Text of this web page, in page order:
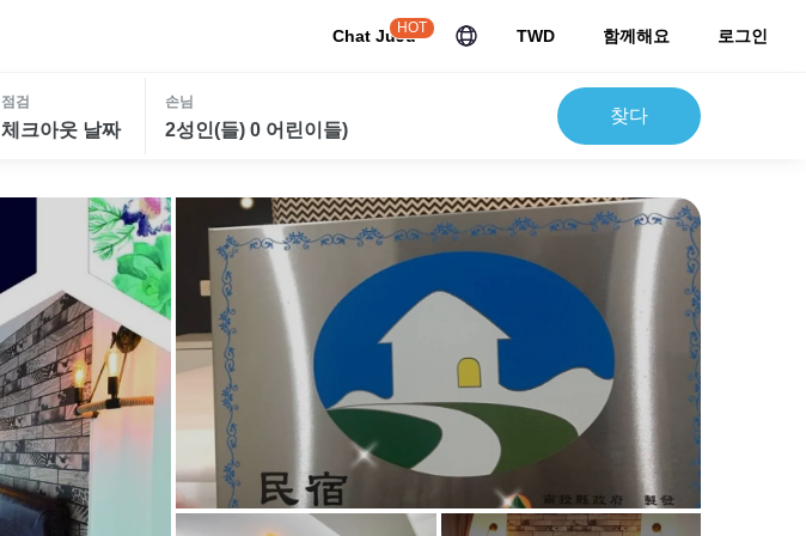
Chat JuJu
HOT TWD 함께해요 로그인
점검
체크아웃 날짜
손님
2성인(들) 0 어린이들)
찾다